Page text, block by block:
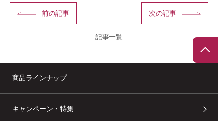
定期便サービス
会員ステージ・ポイントプログラム
ギフトラッピングサービス
前の記事
記事一覧
次の記事
商品ラインナップ
キャンペーン・特集